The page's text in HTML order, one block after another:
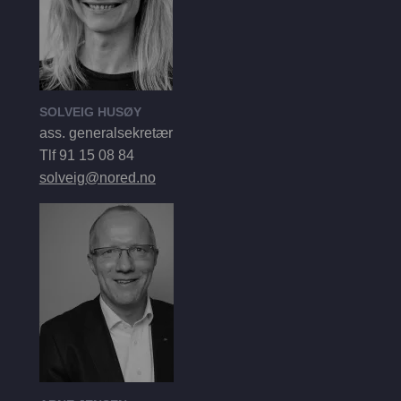
SOLVEIG HUSØY
ass. generalsekretær
Tlf 91 15 08 84
solveig@nored.no